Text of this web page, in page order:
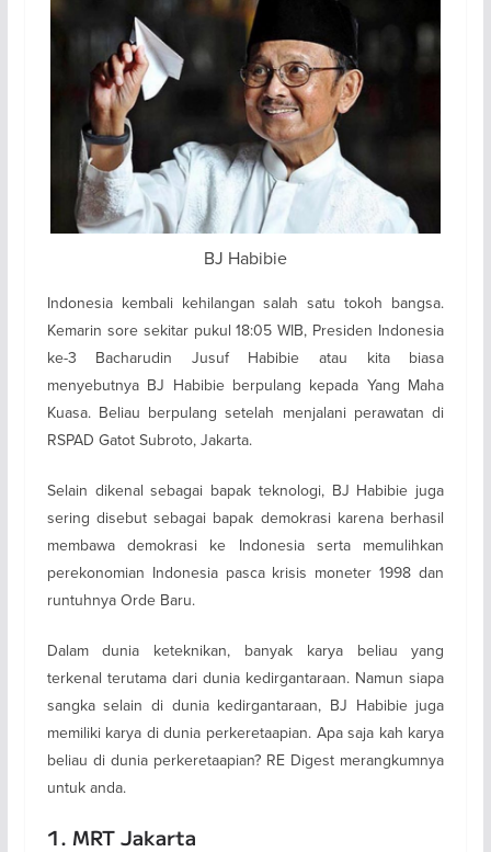
BJ Habibie
Indonesia kembali kehilangan salah satu tokoh bangsa.
Kemarin sore sekitar pukul 18:05 WIB, Presiden Indonesia
ke-3 Bacharudin Jusuf Habibie atau kita biasa
menyebutnya BJ Habibie berpulang kepada Yang Maha
Kuasa. Beliau berpulang setelah menjalani perawatan di
RSPAD Gatot Subroto, Jakarta.
Selain dikenal sebagai bapak teknologi, BJ Habibie juga
sering disebut sebagai bapak demokrasi karena berhasil
membawa demokrasi ke Indonesia serta memulihkan
perekonomian Indonesia pasca krisis moneter 1998 dan
runtuhnya Orde Baru.
Dalam dunia keteknikan, banyak karya beliau yang
terkenal terutama dari dunia kedirgantaraan. Namun siapa
sangka selain di dunia kedirgantaraan, BJ Habibie juga
memiliki karya di dunia perkeretaapian. Apa saja kah karya
beliau di dunia perkeretaapian? RE Digest merangkumnya
untuk anda.
1. MRT Jakarta